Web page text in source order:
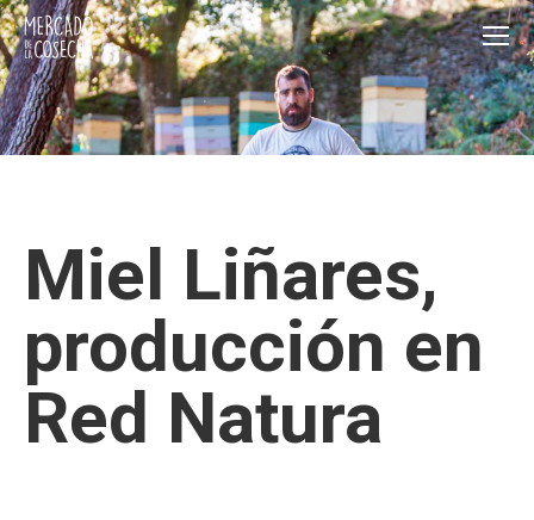
Miel Liñares,
producción en
Red Natura